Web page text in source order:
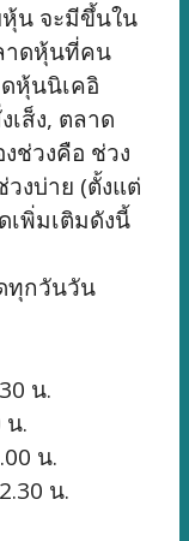
น จะมีขึ้นใน
าดหุ้นที่คน
หุ้นนิเคอิ
ส็ง, ตลาด
ช่วงคือ ช่วง
วงบ่าย (ตั้งแต่
เพิ่มเติมดังนี้
ทุกวันวัน
น.
น.
น.
น.